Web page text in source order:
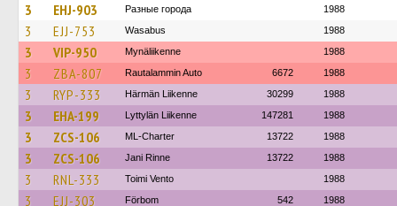
3 EHJ-903 Разные города 1988
3 EJJ-753 Wasabus 1988
3 VIP-950 Mynäliikenne 1988
3 ZBA-807 Rautalammin Auto 6672 1988
3 RYP-333 Härmän Liikenne 30299 1988
3 EHA-199 Lyttylän Liikenne 147281 1988
3 ZCS-106 ML-Charter 13722 1988
3 ZCS-106 Jani Rinne 13722 1988
3 RNL-333 Toimi Vento 1988
3 EJJ-303 Förbom 542 1988